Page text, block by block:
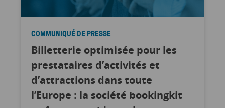
COMMUNIQUÉ DE PRESSE
Billetterie optimisée pour les
prestataires d’activités et
d’attractions dans toute
l’Europe : la société bookingkit